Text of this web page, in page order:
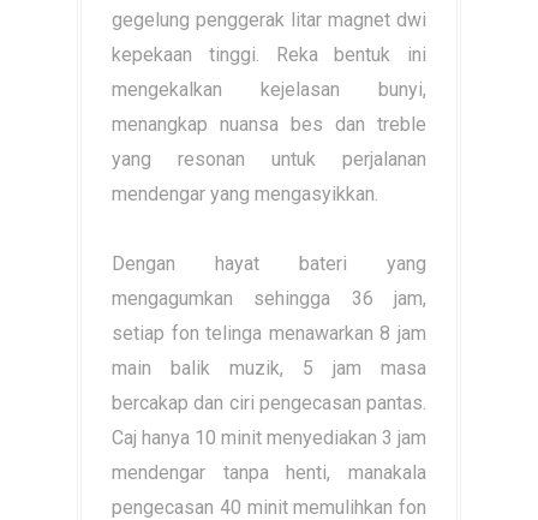
gegelung penggerak litar magnet dwi
kepekaan tinggi. Reka bentuk ini
mengekalkan kejelasan bunyi,
menangkap nuansa bes dan treble
yang resonan untuk perjalanan
mendengar yang mengasyikkan.
Dengan hayat bateri yang
mengagumkan sehingga 36 jam,
setiap fon telinga menawarkan 8 jam
main balik muzik, 5 jam masa
bercakap dan ciri pengecasan pantas.
Caj hanya 10 minit menyediakan 3 jam
mendengar tanpa henti, manakala
pengecasan 40 minit memulihkan fon